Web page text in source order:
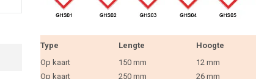
Type Lengte Hoogte
Op kaart
150 mm 12 mm
Op kaart
250 mm 26 mm